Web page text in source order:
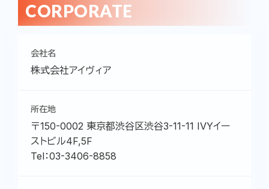
CORPORATE
会社名
株式会社アイヴィア
所在地
〒150-0002 東京都渋谷区渋谷3-11-11 IVYイー
ストビル4F,5F
Tel：03-3406-8858